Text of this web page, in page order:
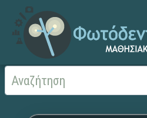
Αρχική Χωρίς τίτλο